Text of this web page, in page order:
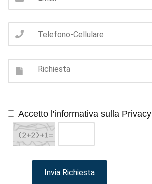
Accetto l'informativa sulla Privacy
Invia Richiesta